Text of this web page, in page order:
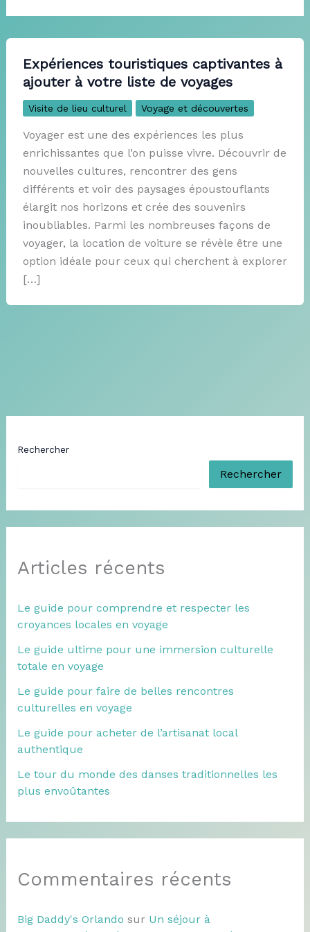
Expériences touristiques captivantes à
ajouter à votre liste de voyages
Visite de lieu culturel Voyage et découvertes
Voyager est une des expériences les plus
enrichissantes que l’on puisse vivre. Découvrir de
nouvelles cultures, rencontrer des gens
différents et voir des paysages époustouflants
élargit nos horizons et crée des souvenirs
inoubliables. Parmi les nombreuses façons de
voyager, la location de voiture se révèle être une
option idéale pour ceux qui cherchent à explorer
[…]
Rechercher
Rechercher
Articles récents
Le guide pour comprendre et respecter les
croyances locales en voyage
Le guide ultime pour une immersion culturelle
totale en voyage
Le guide pour faire de belles rencontres
culturelles en voyage
Le guide pour acheter de l’artisanat local
authentique
Le tour du monde des danses traditionnelles les
plus envoûtantes
Commentaires récents
Big Daddy's Orlando sur Un séjour à